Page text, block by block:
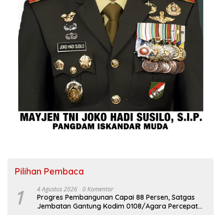
Pilihan Pembaca
1 4 Agustus 2026 0 Komentar
Progres Pembangunan Capai 88 Persen, Satgas
Jembatan Gantung Kodim 0108/Agara Percepat